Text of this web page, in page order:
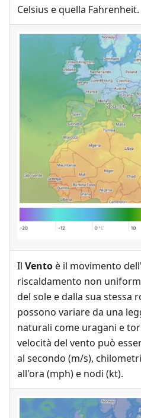
Celsius e quella Fahrenheit.
Il Ventoè il movimento
riscaldamento non
del sole e dalla sua stessa
possono variare da una
naturali come uragani e
velocità del vento può
al secondo (m/s),
all'ora (mph) e nodi (kt).